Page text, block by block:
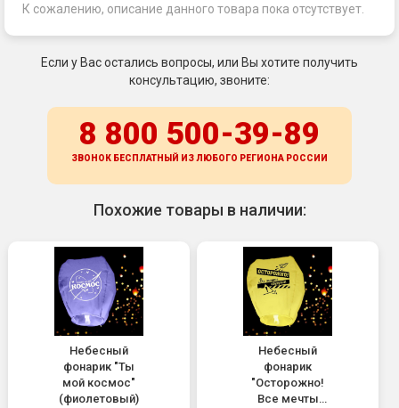
К сожалению, описание данного товара пока отсутствует.
Если у Вас остались вопросы, или Вы хотите получить
консультацию, звоните:
8 800 500-39-89
ЗВОНОК БЕСПЛАТНЫЙ ИЗ ЛЮБОГО РЕГИОНА РОССИИ
Похожие товары в наличии:
Небесный
фонарик "Ты
мой космос"
(фиолетовый)
Небесный
фонарик
"Осторожно!
Все мечты